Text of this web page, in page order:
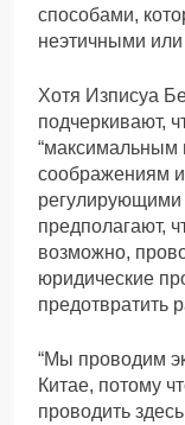
способами,
неэтичными
Хотя Изписуа
подчеркивают,
“максимальным
соображениям
регулирующими
предполагают,
возможно,
юридические
предотвратить
“Мы проводим
Китае, потому
проводить